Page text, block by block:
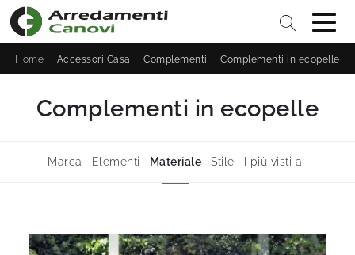
Home - Accessori Casa -Complementi -Complementi in ecopelle
Complementi in ecopelle
Marca Elementi Materiale Stile I più visti a :